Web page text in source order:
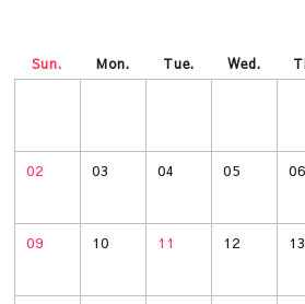
Sun. Mon. Tue. Wed.
02 03 04 05 06
09 10 11 12 13